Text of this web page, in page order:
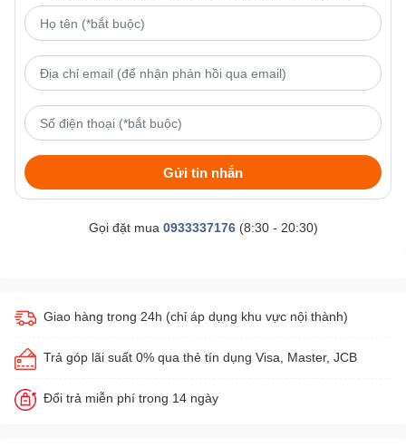
Gửi tin nhắn
Gọi đặt mua 0933337176(8:30 - 20:30)
Giao hàng trong 24h (chỉ áp dụng khu vực nội thành)
Trả góp lãi suất 0% qua thẻ tín dụng Visa, Master, JCB
Đổi trả miễn phí trong 14 ngày